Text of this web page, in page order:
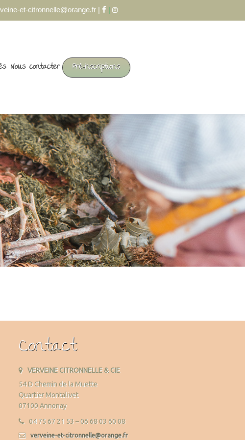
et-citronnelle@orange.fr | |
Nous contacter Pré-Inscriptions
Contact
VERVEINE CITRONNELLE & CIE
54 D Chemin de la Muette
Quartier Montalivet
07100 Annonay
04 75 67 21 53 – 06 68 03 60 08
verveine-et-citronnelle@orange.fr